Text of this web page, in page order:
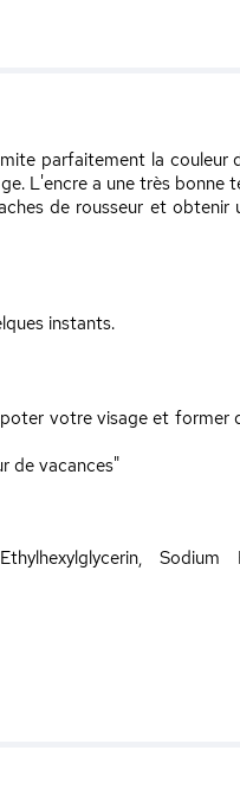
parfaitement la couleur
L'encre a une très bonne
de rousseur et obtenir
instants.
votre visage et former
de vacances"
Sodium